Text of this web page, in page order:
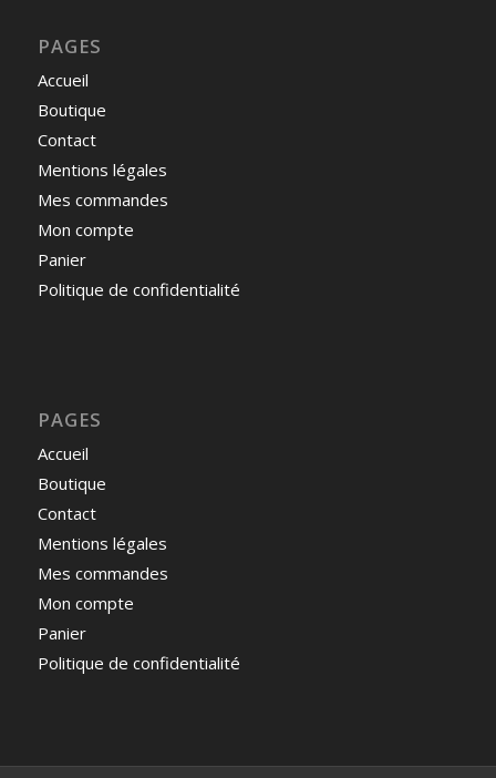
PAGES
Accueil
Boutique
Contact
Mentions légales
Mes commandes
Mon compte
Panier
Politique de confidentialité
PAGES
Accueil
Boutique
Contact
Mentions légales
Mes commandes
Mon compte
Panier
Politique de confidentialité